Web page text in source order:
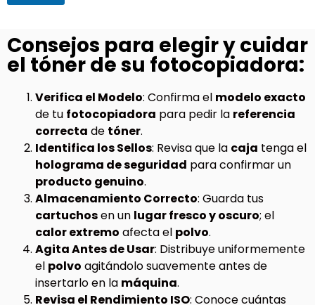
Consejos para elegir y cuidar
el tóner de su fotocopiadora:
Verifica el Modelo: Confirma el modelo exacto
de tu fotocopiadora para pedir la referencia
correcta de tóner.
Identifica los Sellos: Revisa que la caja tenga el
holograma de seguridad para confirmar un
producto genuino.
Almacenamiento Correcto: Guarda tus
cartuchosen un lugar fresco y oscuro; el
calor extremo afecta el polvo.
Agita Antes de Usar: Distribuye uniformemente
el polvo agitándolo suavemente antes de
insertarlo en la máquina.
Revisa el Rendimiento ISO: Conoce cuántas